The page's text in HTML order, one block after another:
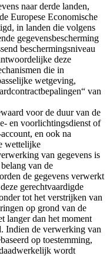
naar derde landen,
Europese Economische
in landen die volgens
gegevensbescherming
beschermingsniveau
deze
die in
wetgeving,
van
voor de duur van de
en voorlichtingsdienst of
en ook na
wettelijke
van gegevens is
van de
de gegevens verwerkt
gerechtvaardigde
tot het verstrijken van
op grond van de
langer dan het moment
Indien de verwerking van
op toestemming,
wordt